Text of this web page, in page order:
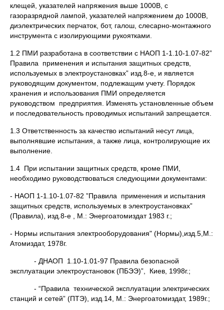
клещей, указателей напряжения выше 1000В, с
газоразрядной лампой, указателей напряжением до 1000В,
диэлектрических перчаток, бот, галош, слесарно-монтажного
инструмента с изолирующими рукоятками.
1.2 ПМИ разработана в соответствии с НАОП 1-1.10-1.07-82”
Правила применения и испытания защитных средств,
используемых в электроустановках” изд.8-е, и является
руководящим документом, подлежащим учету. Порядок
хранения и использования ПМИ определяется
руководством предприятия. Изменять установленные объем
и последовательность проводимых испытаний запрещается.
1.3 Ответственность за качество испытаний несут лица,
выполнявшие испытания, а также лица, контролирующие их
выполнение.
1.4 При испытании защитных средств, кроме ПМИ,
необходимо руководствоваться следующими документами:
- НАОП 1-1.10-1.07-82 ”Правила применения и испытания
защитных средств, используемых в электроустановках”
(Правила), изд.8-е , М.: Энергоатомиздат 1983 г.;
- Нормы испытания электрооборудования" (Нормы),изд.5,М.:
Атомиздат, 1978г.
- ДНАОП 1.10-1.01-97 Правила безопасной
эксплуатации электроустановок (ПБЭЭ)”, Киев, 1998г.;
- “Правила технической эксплуатации электрических
станций и сетей” (ПТЭ), изд.14, М.: Энергоатомиздат, 1989г.;